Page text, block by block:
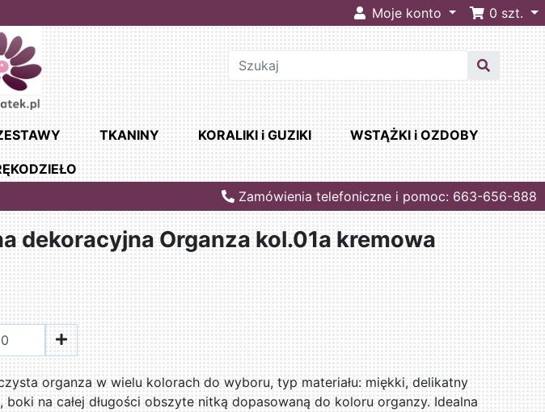
Moje konto 0 szt.
TKANINY KORALIKI i GUZIKI WSTĄŻKI i OZDOBY
Zamówienia telefoniczne i pomoc: 663-656-888
dekoracyjna Organza kol.01a kremowa
organza w wielu kolorach do wyboru, typ materiału: miękki, delikatny
boki na całej długości obszyte nitką dopasowaną do koloru organzy. Idealna